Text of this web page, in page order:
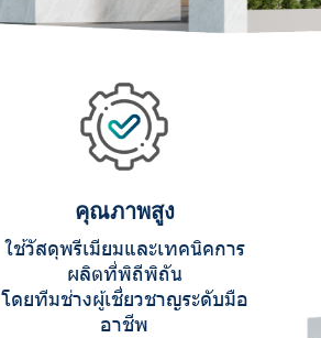
คุณภาพสูง
ใช้วัสดุพรีเมียมและเทคนิคการ
ผลิตที่พิถีพิถัน
โดยทีมช่างผู้เชี่ยวชาญระดับมือ
อาชีพ